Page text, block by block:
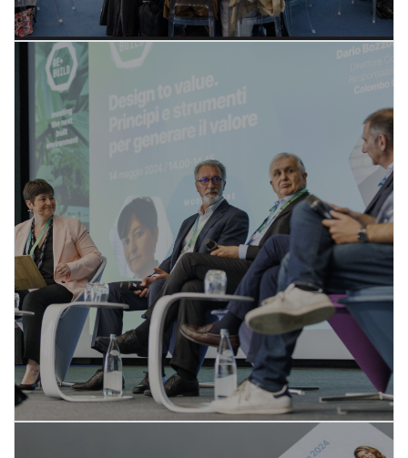
I relatori di REbuild
SCOPRI DI PIÙ